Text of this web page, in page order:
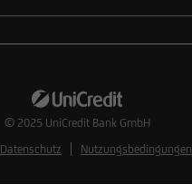
© 2025 UniCredit Bank GmbH
Datenschutz Nutzungsbedingungen